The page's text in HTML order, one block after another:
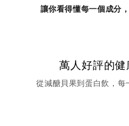
讓你看得懂每一個成分
萬人好評的健
從減醣貝果到蛋白飲，每